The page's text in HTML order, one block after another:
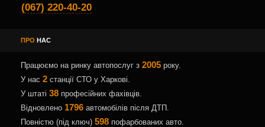
(067) 220-40-20
ПРО НАС
Працюємо на ринку автопослуг з 2005 року.
У нас 2 станції СТО у Харкові.
У штаті 38 професійних фахівців.
Відновлено 1796 автомобілів після ДТП.
Повністю (під ключ) 598 пофарбованих авто.